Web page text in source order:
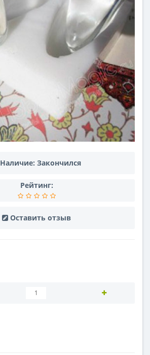
Наличие: Закончился
Рейтинг:
Оставить отзыв